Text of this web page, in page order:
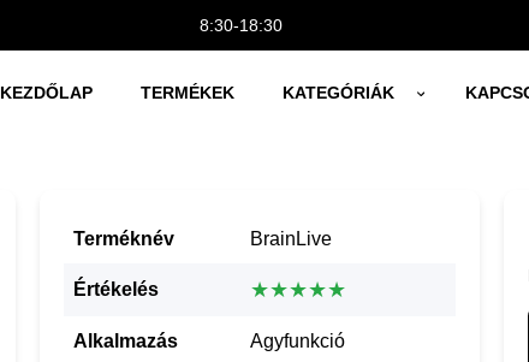
8:30-18:30
KEZDŐLAP TERMÉKEK KATEGÓRIÁK
Terméknév BrainLive
Értékelés ★★★★★
Alkalmazás Agyfunkció